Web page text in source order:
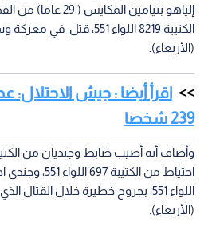
إلياهو بنيامين
الكتيبة 8219 اللواء 551،
(الأربعاء).
اقرأ أيضا : جيش الاحتلال:
239 شخصا
اللواء 551، بجروح خطيرة خلال
(الأربعاء).